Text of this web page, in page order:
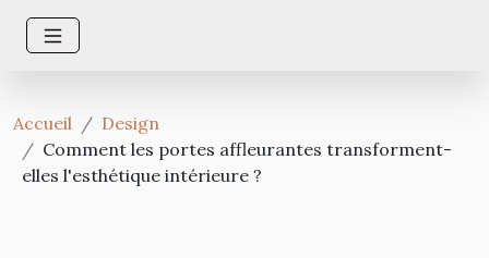
Accueil
Design
Comment les portes affleurantes transforment-
elles l'esthétique intérieure ?